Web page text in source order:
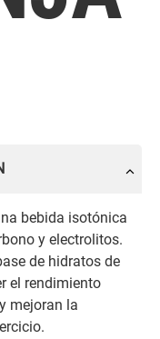
bebida isotónica
y electrolitos.
de hidratos de
el rendimiento
mejoran la